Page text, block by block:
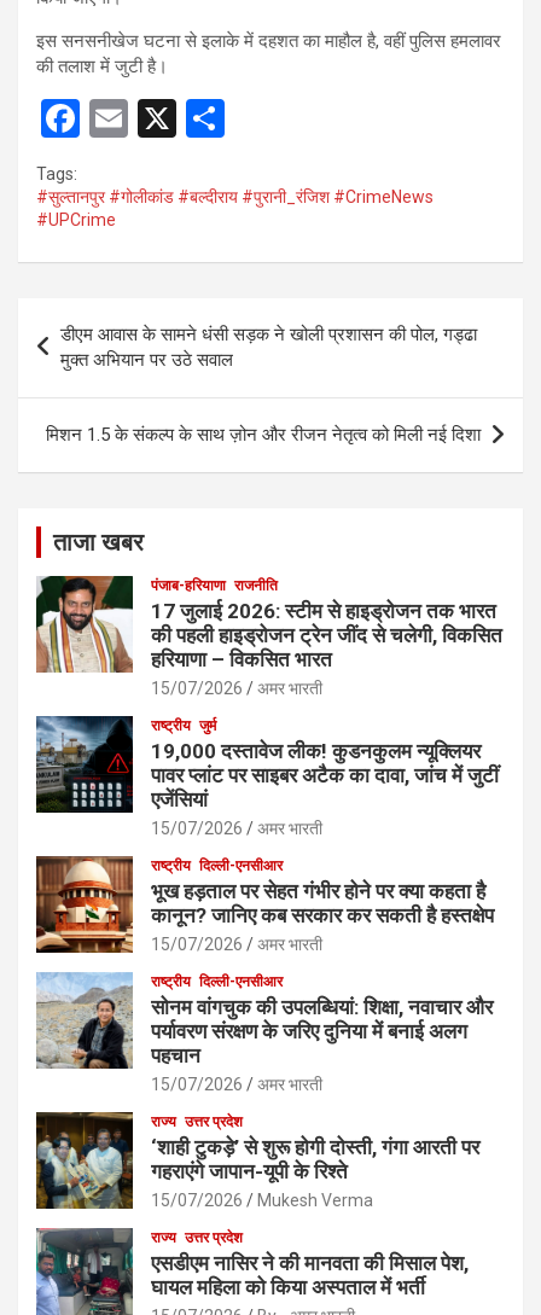
इस सनसनीखेज घटना से इलाके में दहशत का माहौल है, वहीं पुलिस हमलावर
की तलाश में जुटी है।
F
ce
b
o
k
E
ail
X
ar
Tags:
#सुल्तानपुर #गोलीकांड #बल्दीराय #पुरानी_रंजिश #CrimeNews
#UPCrime
Post
navigation
डीएम आवास के सामने धंसी सड़क ने खोली प्रशासन की पोल, गड्ढा
मुक्त अभियान पर उठे सवाल
मिशन 1.5 के संकल्प के साथ ज़ोन और रीजन नेतृत्व को मिली नई दिशा
ताजा खबर
पंजाब-हरियाणा राजनीति
17 जुलाई 2026: स्टीम से हाइड्रोजन तक भारत
की पहली हाइड्रोजन ट्रेन जींद से चलेगी, विकसित
हरियाणा – विकसित भारत
15/07/2026 अमर भारती
राष्ट्रीय जुर्म
19,000 दस्तावेज लीक! कुडनकुलम न्यूक्लियर
पावर प्लांट पर साइबर अटैक का दावा, जांच में जुटीं
एजेंसियां
15/07/2026 अमर भारती
राष्ट्रीय दिल्ली-एनसीआर
भूख हड़ताल पर सेहत गंभीर होने पर क्या कहता है
कानून? जानिए कब सरकार कर सकती है हस्तक्षेप
15/07/2026 अमर भारती
राष्ट्रीय दिल्ली-एनसीआर
सोनम वांगचुक की उपलब्धियां: शिक्षा, नवाचार और
पर्यावरण संरक्षण के जरिए दुनिया में बनाई अलग
पहचान
15/07/2026 अमर भारती
राज्य उत्तर प्रदेश
‘शाही टुकड़े’ से शुरू होगी दोस्ती, गंगा आरती पर
गहराएंगे जापान-यूपी के रिश्ते
15/07/2026 Mukesh Verma
राज्य उत्तर प्रदेश
एसडीएम नासिर ने की मानवता की मिसाल पेश,
घायल महिला को किया अस्पताल में भर्ती